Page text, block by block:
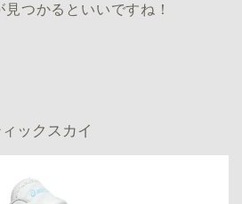
つかるといいですね！
ックスカイ